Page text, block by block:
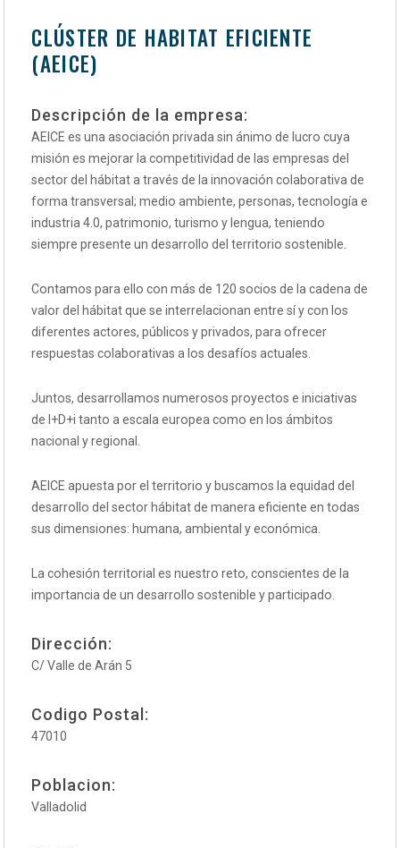
CLÚSTER DE HABITAT EFICIENTE
(AEICE)
Descripción de la empresa:
AEICE es una asociación privada sin ánimo de lucro cuya
misión es mejorar la competitividad de las empresas del
sector del hábitat a través de la innovación colaborativa de
forma transversal; medio ambiente, personas, tecnología e
industria 4.0, patrimonio, turismo y lengua, teniendo
siempre presente un desarrollo del territorio sostenible.
Contamos para ello con más de 120 socios de la cadena de
valor del hábitat que se interrelacionan entre sí y con los
diferentes actores, públicos y privados, para ofrecer
respuestas colaborativas a los desafíos actuales.
Juntos, desarrollamos numerosos proyectos e iniciativas
de I+D+i tanto a escala europea como en los ámbitos
nacional y regional.
AEICE apuesta por el territorio y buscamos la equidad del
desarrollo del sector hábitat de manera eficiente en todas
sus dimensiones: humana, ambiental y económica.
La cohesión territorial es nuestro reto, conscientes de la
importancia de un desarrollo sostenible y participado.
Dirección:
C/ Valle de Arán 5
Codigo Postal:
47010
Poblacion:
Valladolid